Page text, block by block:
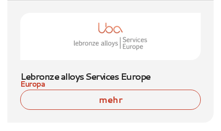
Lebronze alloys Services Europe
Europa
mehr